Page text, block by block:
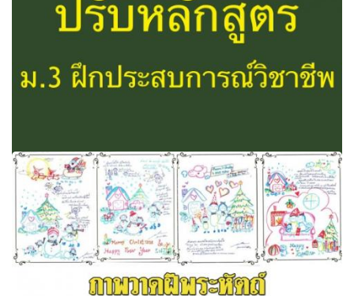
ห่วงการพัฒนาครูไทย แนะใช้มาตรฐานการพัฒนาครูของ
สิงคโปร์ บังคับ ม.3 ฝึกประสบการณ์วิชาชีพ